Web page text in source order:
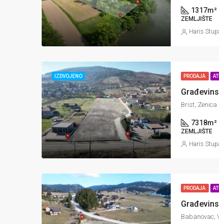
1317m²
ZEMLJIŠTE
Haris
IZDVOJENO PRODAJA
Brist, Zenica
7318m²
ZEMLJIŠTE
Haris
PRODAJA
Babanovac,